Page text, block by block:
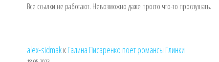
Все ссылки не работают. Невозможно даже просто что-то прослушать.
alex-sidmakкГалина Писаренко поет романсы Глинки